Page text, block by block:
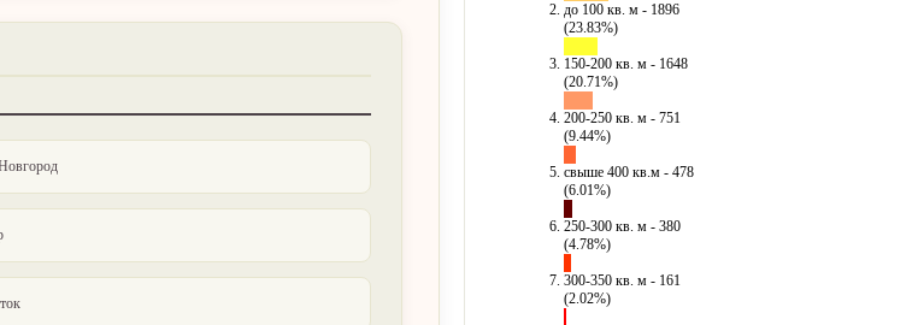
до 100 кв. м - 1896
(23.83%)
150-200 кв. м - 1648
(20.71%)
200-250 кв. м - 751
(9.44%)
свыше 400 кв.м - 478
(6.01%)
250-300 кв. м - 380
(4.78%)
300-350 кв. м - 161
(2.02%)